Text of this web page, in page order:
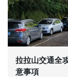
拉拉山交通全
意事項